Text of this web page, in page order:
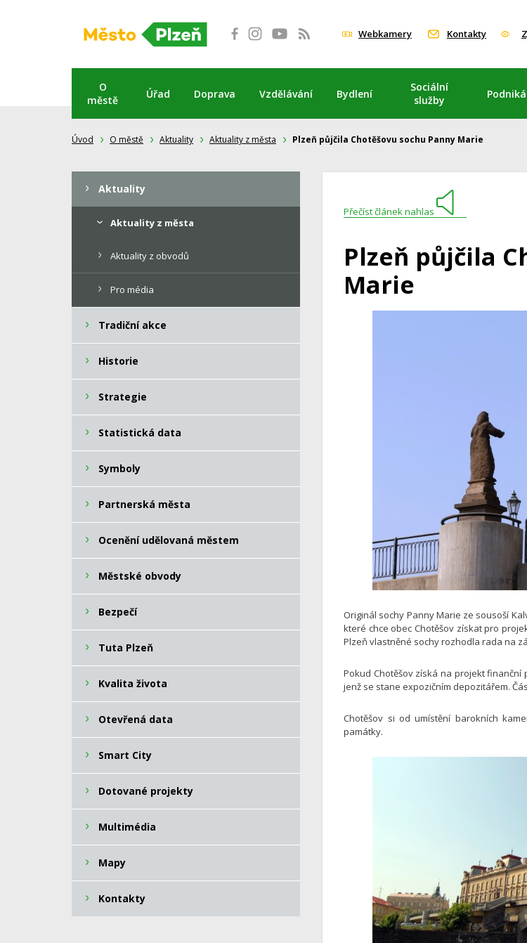
Webkamery Kontakty
O
městě
Úřad Doprava Vzdělávání Bydlení
Sociální
služby
Úvod O městě Aktuality Aktuality z města Plzeň půjčila Chotěšovu sochu Panny Marie
Přečíst článek nahlas
Plzeň půjčila
Marie
Originál sochy Panny Marie ze sousoší
které chce obec Chotěšov získat pro
Plzeň vlastněné sochy rozhodla rada na
Pokud Chotěšov získá na projekt
jenž se stane expozičním depozitářem.
Chotěšov si od umístění barokních
památky.
Aktuality
Aktuality z města
Aktuality z obvodů
Pro média
Tradiční akce
Historie
Strategie
Statistická data
Symboly
Partnerská města
Ocenění udělovaná městem
Městské obvody
Bezpečí
Tuta Plzeň
Kvalita života
Otevřená data
Smart City
Dotované projekty
Multimédia
Mapy
Kontakty